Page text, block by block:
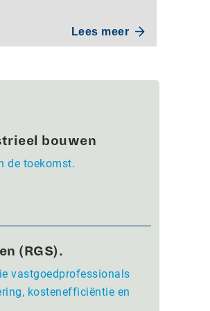
Lees meer
bouwen
de toekomst.
(RGS).
vastgoedprofessionals
kostenefficiëntie en